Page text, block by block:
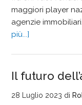
maggiori player
agenzie
più...]
Il futuro
28 Luglio 2023 di